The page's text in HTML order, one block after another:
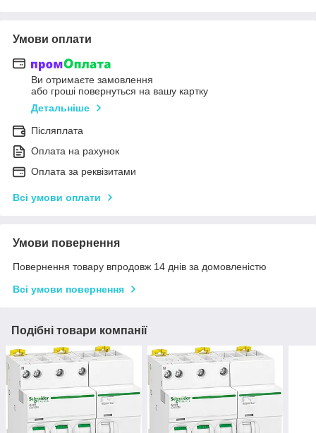
Умови оплати
Ви отримаєте замовлення
або гроші повернуться на вашу картку
Детальніше
Післяплата
Оплата на рахунок
Оплата за реквізитами
Всі умови оплати
Умови повернення
Повернення товару впродовж 14 днів за домовленістю
Всі умови повернення
Подібні товари компанії